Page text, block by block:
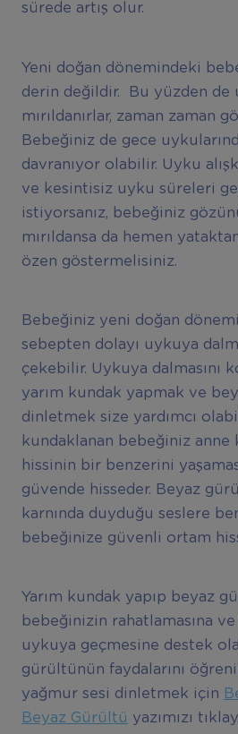
sürede artış olur.
Yeni doğan dönemindeki
derin değildir. Bu yüzden de
mırıldanırlar, zaman zaman
Bebeğiniz de gece
davranıyor olabilir. Uyku
ve kesintisiz uyku süreleri
istiyorsanız, bebeğiniz
mırıldansa da hemen
özen göstermelisiniz.
Bebeğiniz yeni doğan
sebepten dolayı uykuya
çekebilir. Uykuya dalmasını
yarım kundak yapmak ve
dinletmek size yardımcı
kundaklanan bebeğiniz anne
hissinin bir benzerini
güvende hisseder. Beyaz
karnında duyduğu seslere
bebeğinize güvenli ortam
Yarım kundak yapıp beyaz
bebeğinizin rahatlamasına
uykuya geçmesine destek
gürültünün faydalarını
yağmur sesi dinletmek için
Beyaz Gürültü yazımızı